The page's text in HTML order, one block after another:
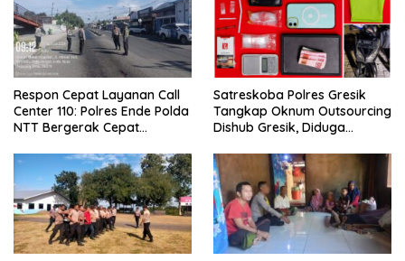
Respon Cepat Layanan Call
Center 110: Polres Ende Polda
NTT Bergerak Cepat
Simpang Lima
Satreskoba Polres Gresik
Tangkap Oknum Outsourcing
Dishub Gresik, Diduga
Bangkalan